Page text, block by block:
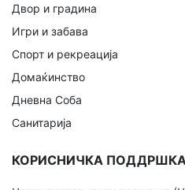
Двор и градина
Игри и забава
Спорт и рекреација
Домаќинство
Дневна Соба
Санитарија
КОРИСНИЧКА ПОДДРШКА